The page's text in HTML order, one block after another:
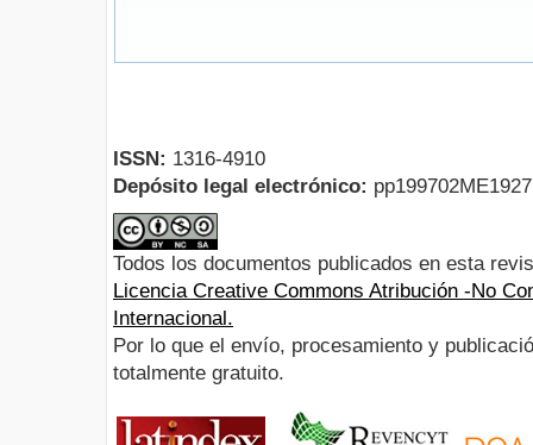
ISSN: 1316-4910
Depósito legal electrónico:
Todos los documentos publicados en esta
Licencia Creative Commons Atribución -No
Internacional.
Por lo que el envío, procesamiento y
totalmente gratuito.